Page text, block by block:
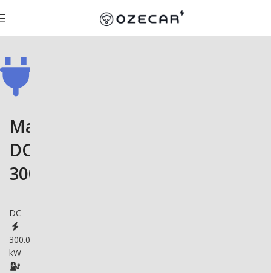
Malmbergs
DC
300K
DC
300.0
kW